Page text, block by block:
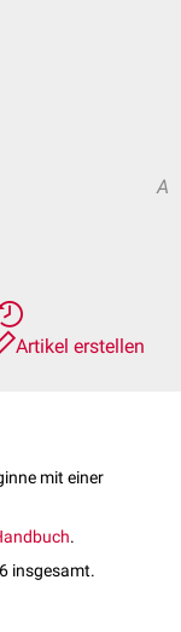
A
Artikel erstellen
mit einer
.
insgesamt.